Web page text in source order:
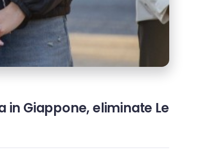
in Giappone, eliminate Le